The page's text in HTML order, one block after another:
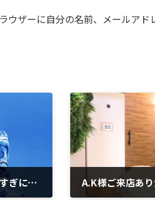
ウザーに自分の名前、メールアド
アイスパックは長時間NG？冷やしすぎに注意！( アイシング スポーツ 痛み 回復 )